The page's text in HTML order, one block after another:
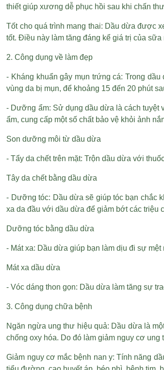
thiết giúp xương dễ phục hồi sau khi chấn
Tốt cho quá trình mang thai: Dầu dừa được
tốt. Điều này làm tăng đáng kể giá trị của sữa
2. Công dụng về làm đẹp
- Kháng khuẩn gây mụn trứng cá: Trong
vùng da bị mụn, để khoảng 15 đến 20 phút
- Dưỡng ẩm: Sử dụng dầu dừa là cách tuyệt
ẩm, cung cấp một số chất bảo vệ khỏi ảnh
Son dưỡng môi từ dầu dừa
- Tẩy da chết trên mặt: Trộn dầu dừa với
Tây da chết bằng dầu dừa
- Dưỡng tóc: Dầu dừa sẽ giúp tóc bạn chắc
xa da đầu với dầu dừa để giảm bớt các triệu
Dưỡng tóc bằng dầu dừa
- Mát xa: Dầu dừa giúp bạn làm dịu đi sự
Mát xa dầu dừa
- Vóc dáng thon gọn: Dầu dừa làm tăng sự
3. Công dụng chữa bệnh
Ngăn ngừa ung thư hiệu quả: Dầu dừa là
chống oxy hóa. Do đó làm giảm nguy cơ
Giảm nguy cơ mắc bệnh nan y: Tính năng